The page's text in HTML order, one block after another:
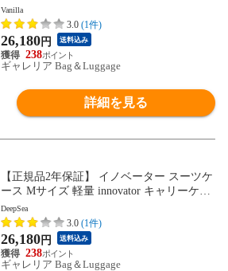
ス suitcase ストッパー フロントポケット キ
ャリーバッグ PC 静音 TSAロック 旅行 6泊
7泊 Extreme Journey 62L Middle INV60
Vanilla
3.0 (1件)
26,180円 送料込み
238
ギャレリア Bag＆Luggage
詳細を見る
【正規品2年保証】 イノベーター スーツケ
ース Mサイズ 軽量 innovator キャリーケー
ス suitcase ストッパー フロントポケット キ
ャリーバッグ PC 静音 TSAロック 旅行 6泊
7泊 Extreme Journey 62L Middle INV60
DeepSea
3.0 (1件)
26,180円 送料込み
238
ギャレリア Bag＆Luggage